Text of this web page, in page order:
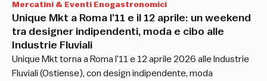
Mercatini & Eventi Enogastronomici
Unique Mkt a Roma l’11 e il 12 aprile: un weekend
tra designer indipendenti, moda e cibo alle
Industrie Fluviali
Unique Mkt torna a Roma l'11 e 12 aprile 2026 alle Industrie
Fluviali (Ostiense), con design indipendente, moda